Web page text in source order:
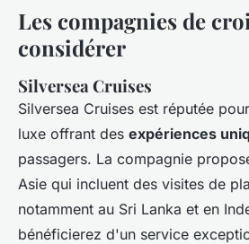
Les compagnies de
considérer
Silversea Cruises
Silversea Cruises est réputée
luxe offrant des expériences
passagers. La compagnie
Asie qui incluent des visites de
notamment au Sri Lanka et en
bénéficierez d'un service